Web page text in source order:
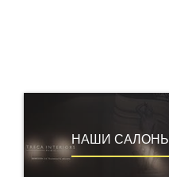
НАШИ САЛОНЫ